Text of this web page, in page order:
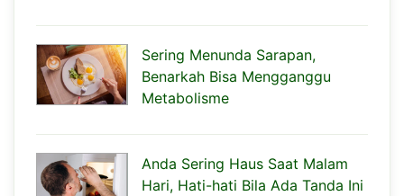
Sering Menunda Sarapan,
Benarkah Bisa Mengganggu
Metabolisme
Anda Sering Haus Saat Malam
Hari, Hati-hati Bila Ada Tanda Ini